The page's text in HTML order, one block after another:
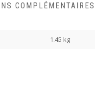
COMPLÉMENTAIRES
1.45 kg